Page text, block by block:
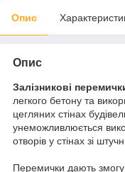
Опис
Опис
Залізникові
легкого бетону та
цегляних стінах
унеможливлюється
отворів у стінах зі
Перемички дають змогу